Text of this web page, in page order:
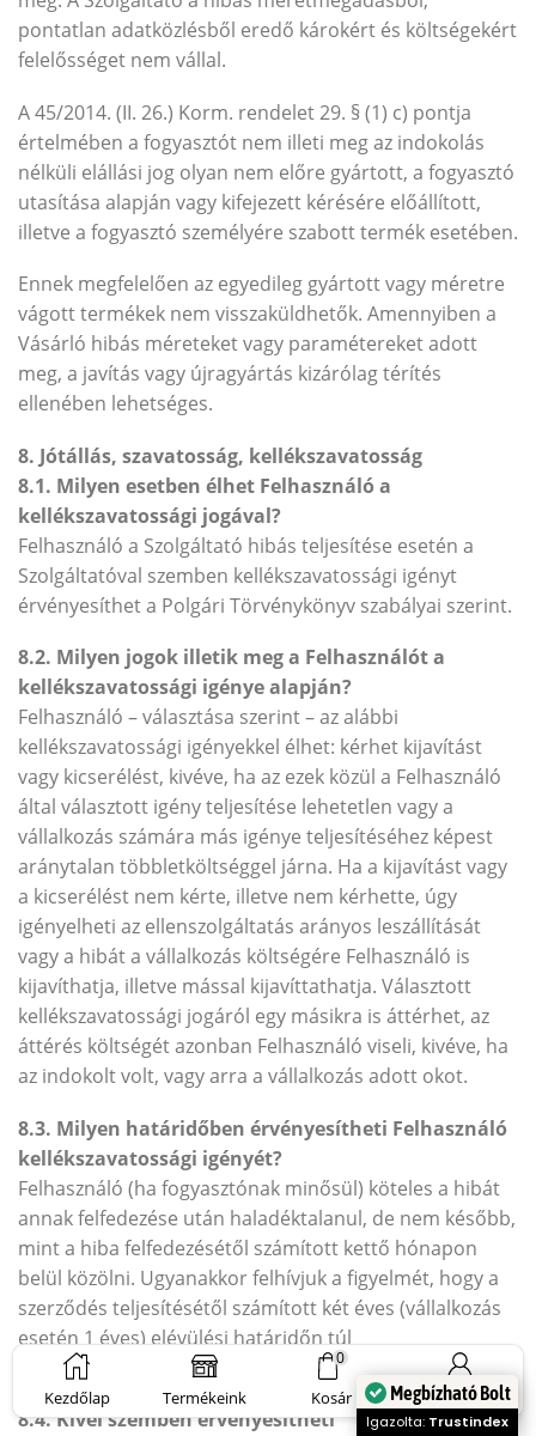
pontatlan adatközlésből eredő károkért és költségekért
felelősséget nem vállal.
A 45/2014. (II. 26.) Korm. rendelet 29. § (1) c) pontja
értelmében a fogyasztót nem illeti meg az indokolás
nélküli elállási jog olyan nem előre gyártott, a fogyasztó
utasítása alapján vagy kifejezett kérésére előállított,
illetve a fogyasztó személyére szabott termék esetében.
Ennek megfelelően az egyedileg gyártott vagy méretre
vágott termékek nem visszaküldhetők. Amennyiben a
Vásárló hibás méreteket vagy paramétereket adott
meg, a javítás vagy újragyártás kizárólag térítés
ellenében lehetséges.
8. Jótállás, szavatosság, kellékszavatosság
8.1. Milyen esetben élhet Felhasználó a
kellékszavatossági jogával?
Felhasználó a Szolgáltató hibás teljesítése esetén a
Szolgáltatóval szemben kellékszavatossági igényt
érvényesíthet a Polgári Törvénykönyv szabályai szerint.
8.2. Milyen jogok illetik meg a Felhasználót a
kellékszavatossági igénye alapján?
Felhasználó – választása szerint – az alábbi
kellékszavatossági igényekkel élhet: kérhet kijavítást
vagy kicserélést, kivéve, ha az ezek közül a Felhasználó
által választott igény teljesítése lehetetlen vagy a
vállalkozás számára más igénye teljesítéséhez képest
aránytalan többletköltséggel járna. Ha a kijavítást vagy
a kicserélést nem kérte, illetve nem kérhette, úgy
igényelheti az ellenszolgáltatás arányos leszállítását
vagy a hibát a vállalkozás költségére Felhasználó is
kijavíthatja, illetve mással kijavíttathatja. Választott
kellékszavatossági jogáról egy másikra is áttérhet, az
áttérés költségét azonban Felhasználó viseli, kivéve, ha
az indokolt volt, vagy arra a vállalkozás adott okot.
8.3. Milyen határidőben érvényesítheti Felhasználó
kellékszavatossági igényét?
Felhasználó (ha fogyasztónak minősül) köteles a hibát
annak felfedezése után haladéktalanul, de nem később,
mint a hiba felfedezésétől számított kettő hónapon
belül közölni. Ugyanakkor felhívjuk a figyelmét, hogy a
szerződés teljesítésétől számított két éves (vállalkozás
esetén 1 éves) elévülési határidőn túl
kellékszavatossági jogait már nem érvényesítheti.
8.4. Kivel szemben érvényesítheti
Kezdőlap Termékeink
0
Kosár Sign in
Megbízható Bolt
Igazolta: Trustindex